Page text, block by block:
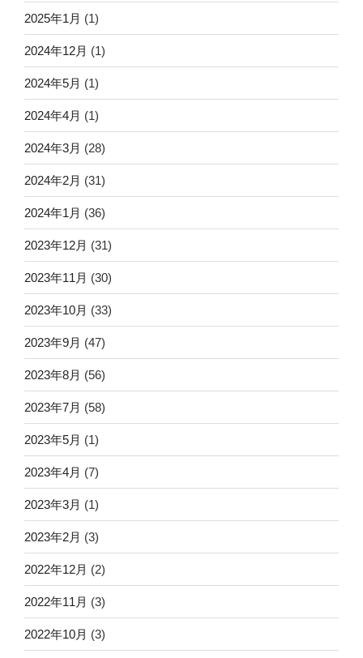
2025年1月 (1)
2024年12月 (1)
2024年5月 (1)
2024年4月 (1)
2024年3月 (28)
2024年2月 (31)
2024年1月 (36)
2023年12月 (31)
2023年11月 (30)
2023年10月 (33)
2023年9月 (47)
2023年8月 (56)
2023年7月 (58)
2023年5月 (1)
2023年4月 (7)
2023年3月 (1)
2023年2月 (3)
2022年12月 (2)
2022年11月 (3)
2022年10月 (3)